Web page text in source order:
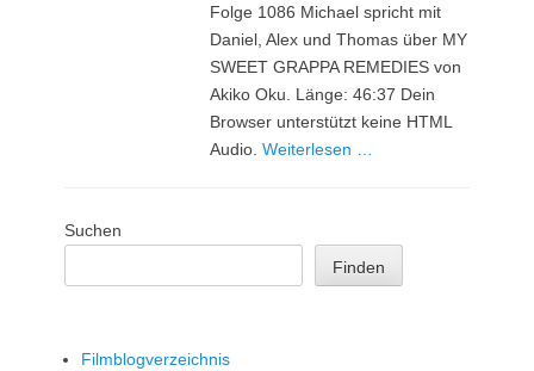
Folge 1086 Michael spricht mit
Daniel, Alex und Thomas über MY
SWEET GRAPPA REMEDIES von
Akiko Oku. Länge: 46:37 Dein
Browser unterstützt keine HTML
Audio.Weiterlesen …
Suchen
Finden
Filmblogverzeichnis